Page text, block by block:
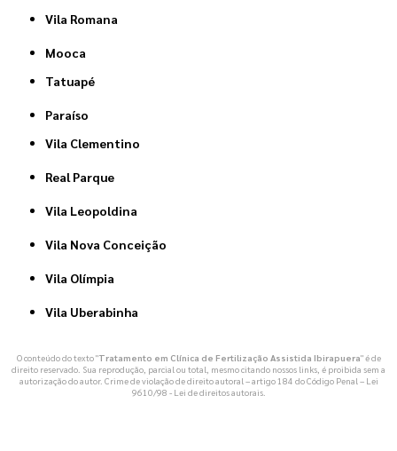
Vila Romana
Mooca
Tatuapé
Paraíso
Vila Clementino
Real Parque
Vila Leopoldina
Vila Nova Conceição
Vila Olímpia
Vila Uberabinha
O conteúdo do texto "Tratamento em Clínica de Fertilização Assistida Ibirapuera" é de
direito reservado. Sua reprodução, parcial ou total, mesmo citando nossos links, é proibida sem a
autorização do autor. Crime de violação de direito autoral – artigo 184 do Código Penal – Lei
9610/98 - Lei de direitos autorais.